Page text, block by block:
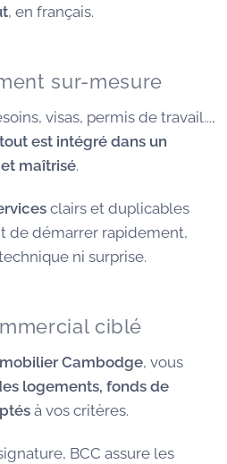
, en français.
sur-mesure
visas, permis de travail...,
tout est intégré dans un
maîtrisé.
clairs et duplicables
de démarrer rapidement,
ni surprise.
ciblé
Cambodge, vous
logements, fonds de
à vos critères.
BCC assure les